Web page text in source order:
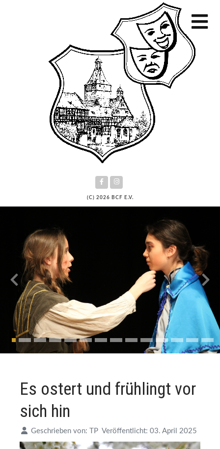
(C) 2026 BCF E.V.
Es ostert und frühlingt vor
sich hin
Geschrieben von: TP Veröffentlicht: 03. April 2025